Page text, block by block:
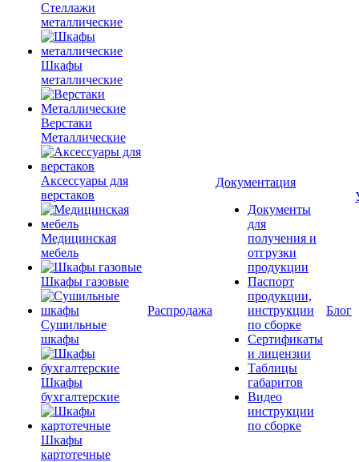
Стеллажи
металлические
Шкафы
металлические
Верстаки
Металлические
Аксессуары для
верстаков
Медицинская
мебель
Шкафы газовые
Сушильные
шкафы
Шкафы
бухгалтерские
Шкафы
картотечные
Распродажа
Документация
Документы
для
получения и
отгрузки
продукции
Паспорт
продукции,
инструкции
по сборке
Сертификаты
и лицензии
Таблицы
габаритов
Видео
инструкции
по сборке
Блог